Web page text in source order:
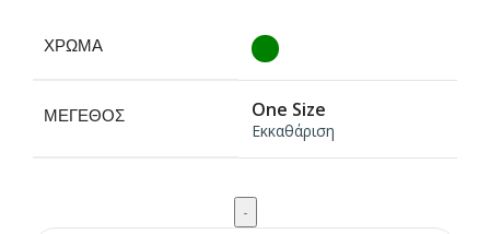
ΧΡΏΜΑ
ΜΈΓΕΘΟΣ One Size
Εκκαθάριση